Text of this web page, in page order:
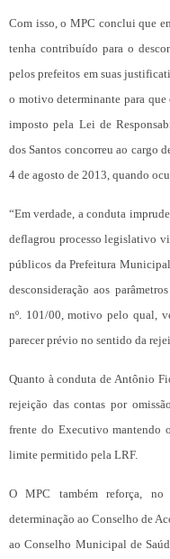
Com isso, o MPC conclui que
tenha contribuído para o
pelos prefeitos em suas
o motivo determinante para que
imposto pela Lei de
dos Santos concorreu ao cargo
4 de agosto de 2013, quando
“Em verdade, a conduta
deflagrou processo legislativo
públicos da Prefeitura
desconsideração aos
nº. 101/00, motivo pelo qual,
parecer prévio no sentido da
Quanto à conduta de Antônio
rejeição das contas por
frente do Executivo mantendo
limite permitido pela LRF.
O MPC também reforça, no
determinação ao Conselho de
ao Conselho Municipal de